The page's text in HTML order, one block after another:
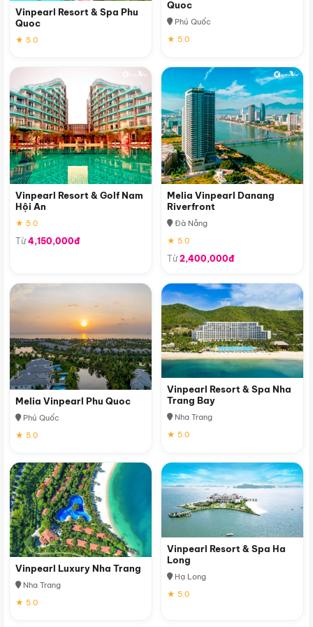
Vinpearl Resort & Spa Phu
Quoc
★ 5.0
Quoc
Phú Quốc
★ 5.0
Vinpearl Resort & Golf Nam
Hội An
★ 5.0
Từ4,150,000đ
Melia Vinpearl Danang
Riverfront
Đà Nẵng
★ 5.0
Từ2,400,000đ
Melia Vinpearl Phu Quoc
Phú Quốc
★ 5.0
Vinpearl Resort & Spa Nha
Trang Bay
Nha Trang
★ 5.0
Vinpearl Luxury Nha Trang
Nha Trang
★ 5.0
Vinpearl Resort & Spa Ha
Long
Hạ Long
★ 5.0